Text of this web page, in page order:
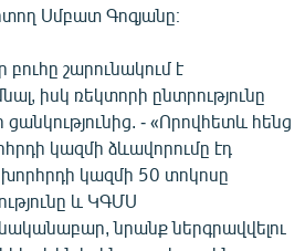
Սմբատ Գոգյանը։
բուհը շարունակում է
իսկ ռեկտորի ընտրությունը
- «Որովհետև հենց
կազմի ձևավորումը էդ
խորհրդի կազմի 50 տոկոսը
և ԿԳՄՍ
նրանք ներգրավվելու